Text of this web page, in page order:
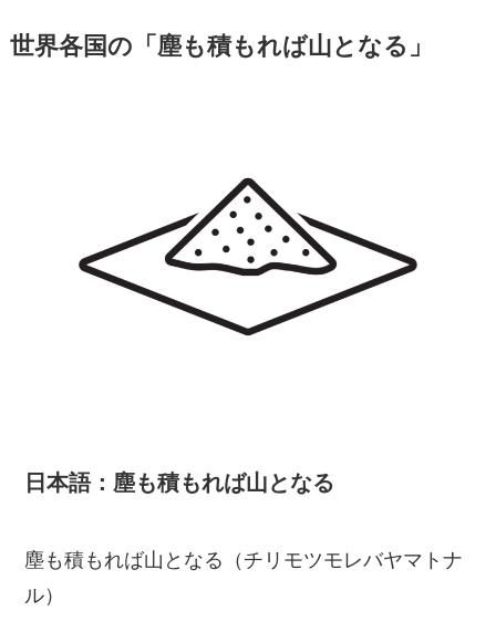
世界各国の「塵も積もれば山となる」
日本語：塵も積もれば山となる
塵も積もれば山となる（チリモツモレバヤマトナ
ル）